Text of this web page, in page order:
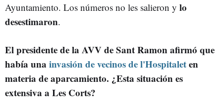
Ayuntamiento. Los números no les salieron y lo
desestimaron.
El presidente de la AVV de Sant Ramon afirmó que
había una invasión de vecinos de l'Hospitaleten
materia de aparcamiento. ¿Esta situación es
extensiva a Les Corts?